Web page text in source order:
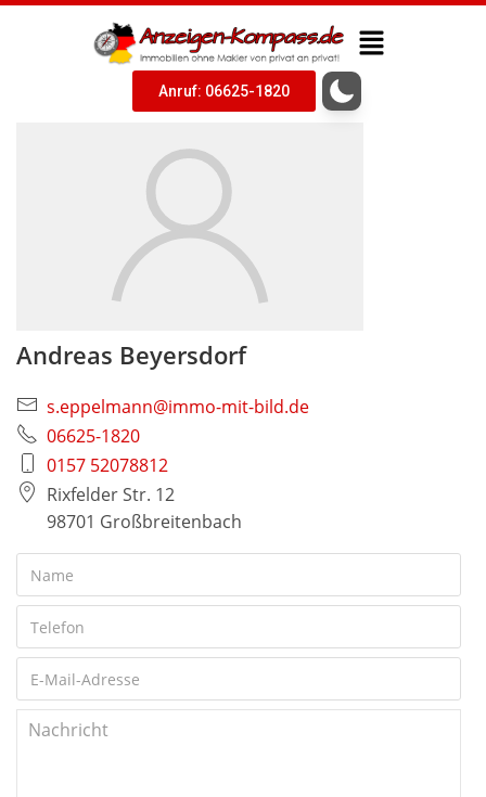
Anruf: 06625-1820
Andreas Beyersdorf
s.eppelmann@immo-mit-bild.de
06625-1820
0157 52078812
Rixfelder Str. 12
98701 Großbreitenbach